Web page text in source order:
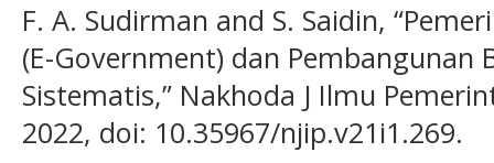
F. A. Sudirman and S. Saidin,
(E-Government) dan Pembangunan
Sistematis,” Nakhoda J Ilmu
2022, doi: 10.35967/njip.v21i1.269.